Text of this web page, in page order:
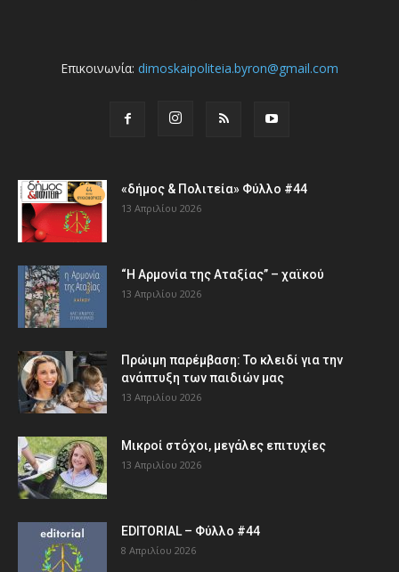
Επικοινωνία: dimoskaipoliteia.byron@gmail.com
«δήμος & Πολιτεία» Φύλλο #44
13 Απριλίου 2026
“Η Αρμονία της Αταξίας” – χαϊκού
13 Απριλίου 2026
Πρώιμη παρέμβαση: Το κλειδί για την
ανάπτυξη των παιδιών µας
13 Απριλίου 2026
Μικροί στόχοι, μεγάλες επιτυχίες
13 Απριλίου 2026
EDITORIAL – Φύλλο #44
8 Απριλίου 2026